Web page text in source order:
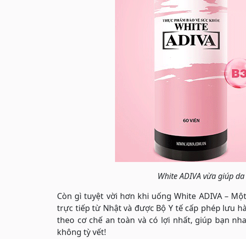
White ADIVA vừa giúp
Còn gì tuyệt vời hơn khi uống White ADIVA –
trực tiếp từ Nhật và được Bộ Y tế cấp phép lưu
theo cơ chế an toàn và có lợi nhất, giúp bạn
không tỳ vết!